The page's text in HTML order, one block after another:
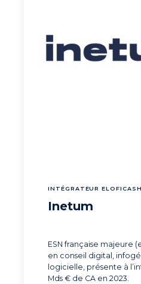
INTÉGRATEUR ELOFICASH
Inetum
ESN française majeure
en conseil digital,
logicielle, présente à
Mds € de CA en 2023.